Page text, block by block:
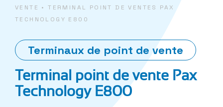
VENTE •TERMINAL POINT DE VENTES PAX
TECHNOLOGY E800
Terminaux de point de vente
Terminal point de vente Pax
Technology E800